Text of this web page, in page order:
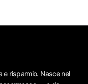
e risparmio. Nasce nel